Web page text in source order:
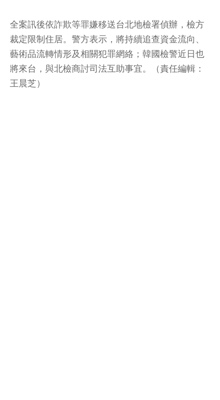
全案訊後依詐欺等罪嫌移送台北地檢署偵辦，檢方
裁定限制住居。警方表示，將持續追查資金流向、
藝術品流轉情形及相關犯罪網絡；韓國檢警近日也
將來台，與北檢商討司法互助事宜。（責任編輯：
王晨芝）